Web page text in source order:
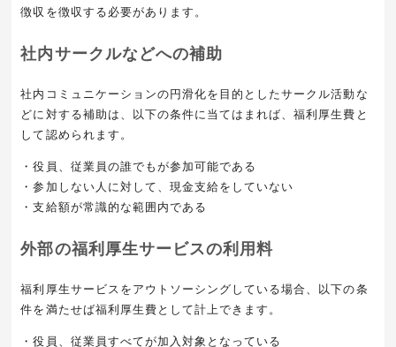
徴収を徴収する必要があります。
社内サークルなどへの補助
社内コミュニケーションの円滑化を目的としたサークル活動な
どに対する補助は、以下の条件に当てはまれば、福利厚生費と
して認められます。
・役員、従業員の誰でもが参加可能である
・参加しない人に対して、現金支給をしていない
・支給額が常識的な範囲内である
外部の福利厚生サービスの利用料
福利厚生サービスをアウトソーシングしている場合、以下の条
件を満たせば福利厚生費として計上できます。
・役員、従業員すべてが加入対象となっている